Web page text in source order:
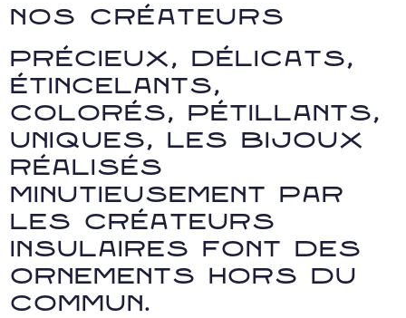
Nos créateurs
Précieux, délicats,
étincelants,
colorés, pétillants,
uniques, les bijoux
réalisés
minutieusement par
les créateurs
insulaires font des
ornements hors du
commun.